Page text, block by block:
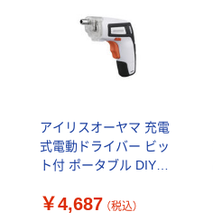
アイリスオーヤマ 充電
式電動ドライバー ビッ
ト付 ポータブル DIY
￥4,687 （税込）